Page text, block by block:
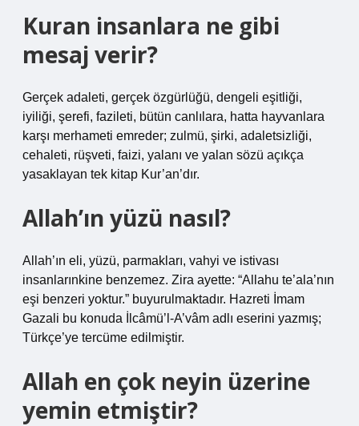
Kuran insanlara ne gibi
mesaj verir?
Gerçek adaleti, gerçek özgürlüğü, dengeli eşitliği,
iyiliği, şerefi, fazileti, bütün canlılara, hatta hayvanlara
karşı merhameti emreder; zulmü, şirki, adaletsizliği,
cehaleti, rüşveti, faizi, yalanı ve yalan sözü açıkça
yasaklayan tek kitap Kur’an’dır.
Allah’ın yüzü nasıl?
Allah’ın eli, yüzü, parmakları, vahyi ve istivası
insanlarınkine benzemez. Zira ayette: “Allahu te’ala’nın
eşi benzeri yoktur.” buyurulmaktadır. Hazreti İmam
Gazali bu konuda İlcâmü’l-A’vâm adlı eserini yazmış;
Türkçe’ye tercüme edilmiştir.
Allah en çok neyin üzerine
yemin etmiştir?